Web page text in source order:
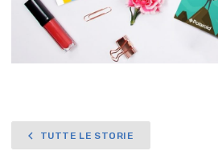
TUTTE LE STORIE